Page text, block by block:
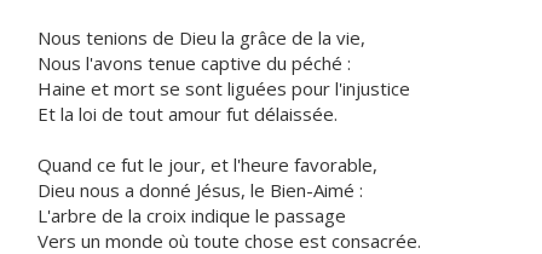
Nous tenions de Dieu la grâce de la vie,
Nous l'avons tenue captive du péché :
Haine et mort se sont liguées pour l'injustice
Et la loi de tout amour fut délaissée.
Quand ce fut le jour, et l'heure favorable,
Dieu nous a donné Jésus, le Bien-Aimé :
L'arbre de la croix indique le passage
Vers un monde où toute chose est consacrée.